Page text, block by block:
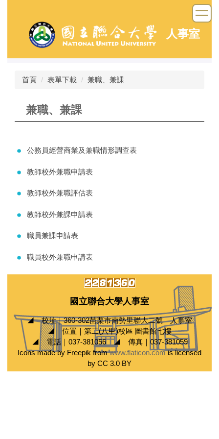
容
人事室
首頁 表單下載 兼職、兼課
兼職、兼課
公務員經營商業及兼職情形調查表
教師校外兼職申請表
教師校外兼職評估表
教師校外兼課申請表
職員兼課申請表
職員校外兼職申請表
國立聯合大學人事室
◢ 校址｜360-302苗栗市南勢里聯大二號 人事室
◢ 位置｜第二(八甲)校區 圖書館七樓
◢ 電話｜037-381056 ◢ 傳真｜037-381059
Icons made by Freepik fromwww.flaticon.comis licensed
by CC 3.0 BY